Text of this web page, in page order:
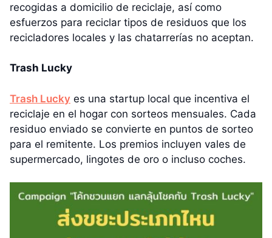
recogidas a domicilio de reciclaje, así como
esfuerzos para reciclar tipos de residuos que los
recicladores locales y las chatarrerías no aceptan.
Trash Lucky
Trash Lucky es una startup local que incentiva el
reciclaje en el hogar con sorteos mensuales. Cada
residuo enviado se convierte en puntos de sorteo
para el remitente. Los premios incluyen vales de
supermercado, lingotes de oro o incluso coches.